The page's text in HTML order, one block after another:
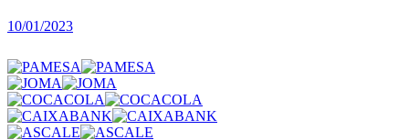
10/01/2023